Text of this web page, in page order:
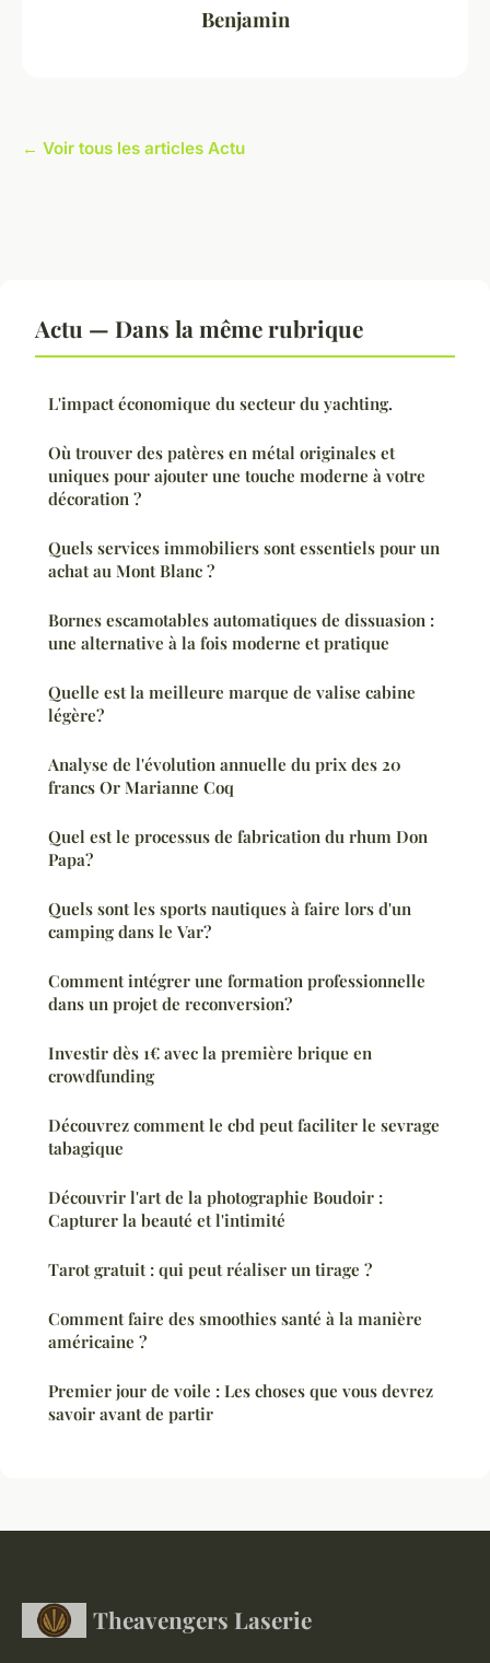
Benjamin
← Voir tous les articles Actu
Actu — Dans la même rubrique
L'impact économique du secteur du yachting.
Où trouver des patères en métal originales et
uniques pour ajouter une touche moderne à votre
décoration ?
Quels services immobiliers sont essentiels pour un
achat au Mont Blanc ?
Bornes escamotables automatiques de dissuasion :
une alternative à la fois moderne et pratique
Quelle est la meilleure marque de valise cabine
légère?
Analyse de l'évolution annuelle du prix des 20
francs Or Marianne Coq
Quel est le processus de fabrication du rhum Don
Papa?
Quels sont les sports nautiques à faire lors d'un
camping dans le Var?
Comment intégrer une formation professionnelle
dans un projet de reconversion?
Investir dès 1€ avec la première brique en
crowdfunding
Découvrez comment le cbd peut faciliter le sevrage
tabagique
Découvrir l'art de la photographie Boudoir :
Capturer la beauté et l'intimité
Tarot gratuit : qui peut réaliser un tirage ?
Comment faire des smoothies santé à la manière
américaine ?
Premier jour de voile : Les choses que vous devrez
savoir avant de partir
Theavengers Laserie